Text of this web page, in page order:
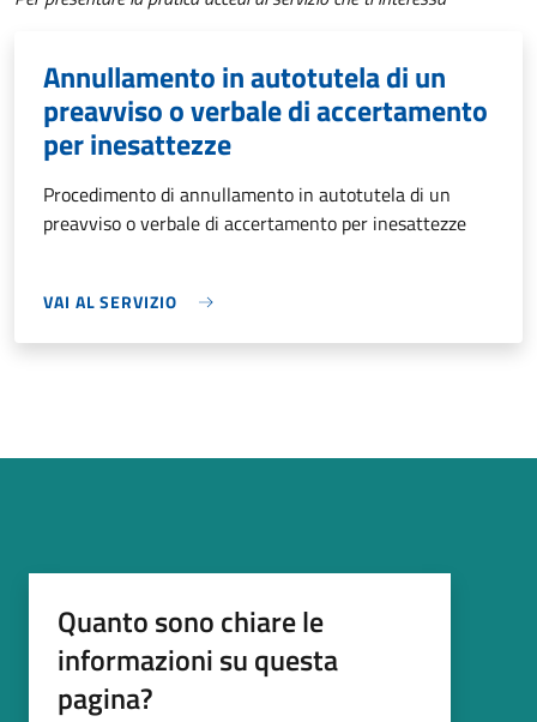
Annullamento in autotutela di un
preavviso o verbale di accertamento
per inesattezze
Procedimento di annullamento in autotutela di un
preavviso o verbale di accertamento per inesattezze
VAI AL SERVIZIO
Quanto sono chiare le
informazioni su questa
pagina?